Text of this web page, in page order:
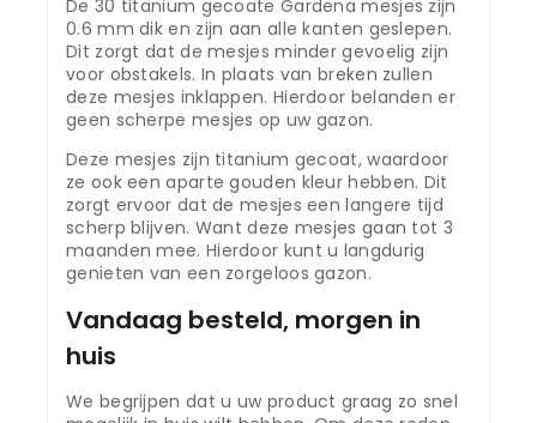
De 30 titanium gecoate Gardena mesjes zijn
0.6 mm dik en zijn aan alle kanten geslepen.
Dit zorgt dat de mesjes minder gevoelig zijn
voor obstakels. In plaats van breken zullen
deze mesjes inklappen. Hierdoor belanden er
geen scherpe mesjes op uw gazon.
Deze mesjes zijn titanium gecoat, waardoor
ze ook een aparte gouden kleur hebben. Dit
zorgt ervoor dat de mesjes een langere tijd
scherp blijven. Want deze mesjes gaan tot 3
maanden mee. Hierdoor kunt u langdurig
genieten van een zorgeloos gazon.
Vandaag besteld, morgen in
huis
We begrijpen dat u uw product graag zo snel